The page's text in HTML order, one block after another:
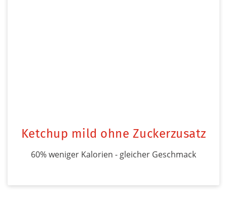
Ketchup mild ohne Zuckerzusatz
60% weniger Kalorien - gleicher Geschmack